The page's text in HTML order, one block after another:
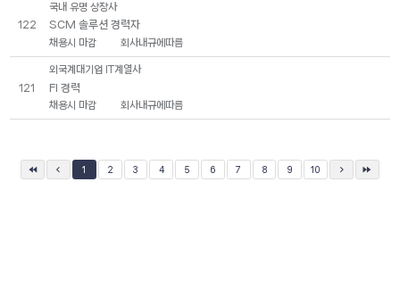
122
국내 유명 상장사
SCM 솔루션 경력자
채용시 마감 회사내규에따름
121
외국계대기업 IT계열사
FI 경력
채용시 마감 회사내규에따름
1 2 3 4 5 6 7 8 9 10